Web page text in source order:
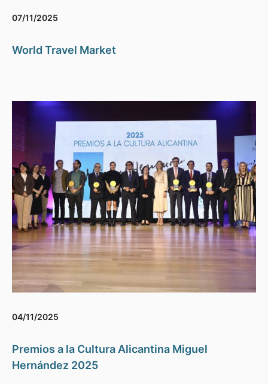
07/11/2025
World Travel Market
04/11/2025
Premios a la Cultura Alicantina Miguel
Hernández 2025